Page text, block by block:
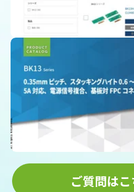
カタログをダウ